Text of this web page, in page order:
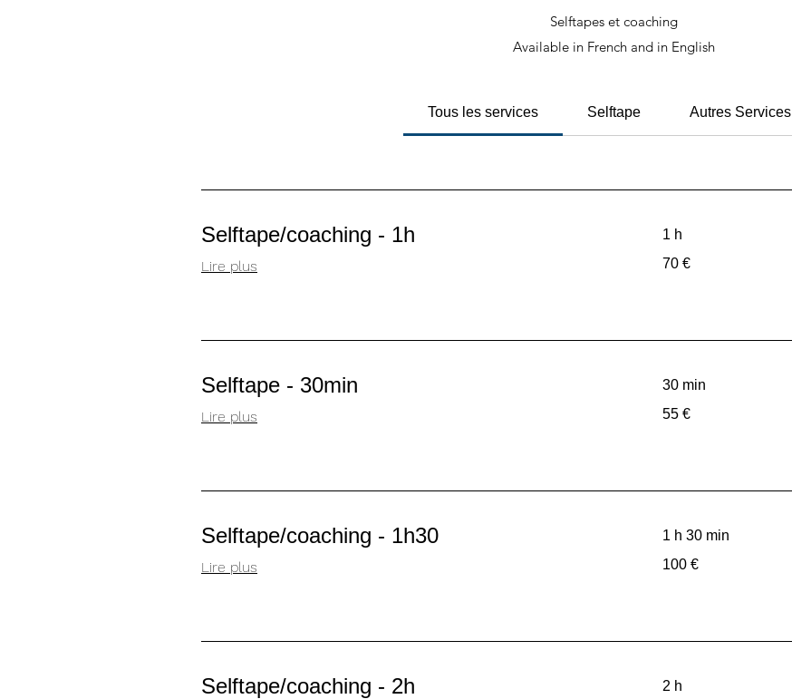
Tous les services Selftape Autres Services
Selftape/coaching - 1h
Lire plus
1 h
euros
70 €
Selftape - 30min
Lire plus
30 min
euros
55 €
Selftape/coaching - 1h30
Lire plus
1 h 30 min
euros
100 €
Selftape/coaching - 2h 2 h
Selftapes et coaching
Available in French and in English